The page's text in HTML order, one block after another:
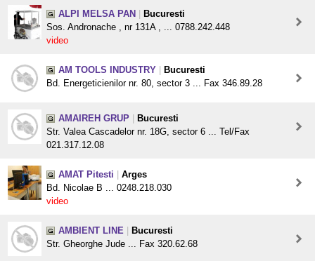
ALPI MELSA PAN
Bucuresti
Sos. Andronache , nr 131A , ... 0788.242.448
video
AM TOOLS INDUSTRY
Bucuresti
Bd. Energeticienilor nr. 80, sector 3 ... Fax 346.89.28
AMAIREH GRUP
Bucuresti
Str. Valea Cascadelor nr. 18G, sector 6 ... Tel/Fax
021.317.12.08
AMAT Pitesti
Arges
Bd. Nicolae B ... 0248.218.030
video
AMBIENT LINE
Bucuresti
Str. Gheorghe Jude ... Fax 320.62.68